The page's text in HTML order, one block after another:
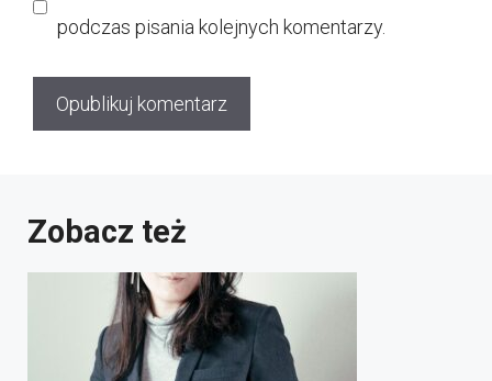
podczas pisania kolejnych komentarzy.
Zobacz też